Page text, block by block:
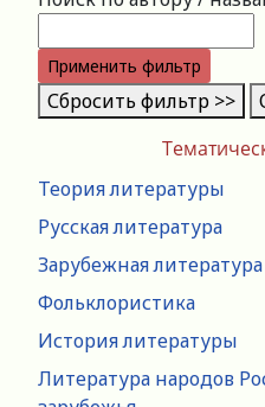
Теория литературы
Русская литература
Зарубежная литература
Фольклористика
История литературы
Литература народов
Применить фильтр
Сбросить фильтр >>